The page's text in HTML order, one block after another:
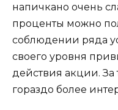
напичкано очень
проценты можно
соблюдении ряда
своего уровня
действия акции.
гораздо более